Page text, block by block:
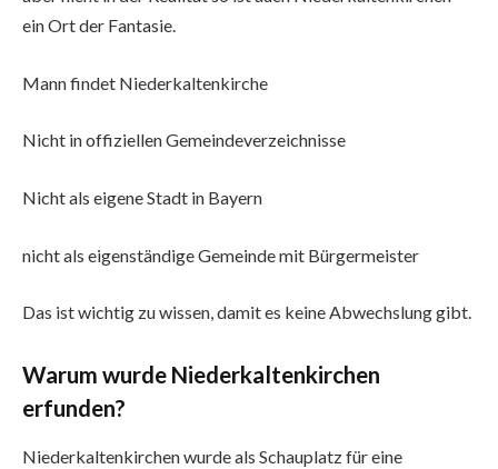
ein Ort der Fantasie.
Mann findet Niederkaltenkirche
Nicht in offiziellen Gemeindeverzeichnisse
Nicht als eigene Stadt in Bayern
nicht als eigenständige Gemeinde mit Bürgermeister
Das ist wichtig zu wissen, damit es keine Abwechslung gibt.
Warum wurde Niederkaltenkirchen
erfunden?
Niederkaltenkirchen wurde als Schauplatz für eine